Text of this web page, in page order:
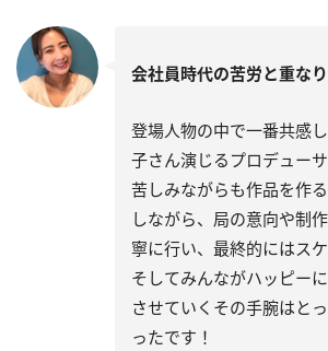
会社員時代の苦労と重な
登場人物の中で一番共感
子さん演じるプロデューサ
苦しみながらも作品を作
しながら、局の意向や制
寧に行い、最終的にはスケ
そしてみんながハッピー
させていくその手腕はと
ったです！